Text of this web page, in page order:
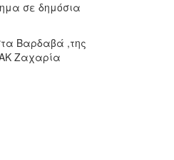
σε δημόσια
Βαρδαβά ,της
Ζαχαρία